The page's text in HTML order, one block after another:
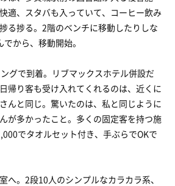
適、スタバも入っていて、コーヒー飲み
る捗る。2階のベンチに移動したりしな
から、移動開始。
グで到着。リブマックスホテル併設だ
帰り客も受け入れてくれるのは、近くに
んと同じ。驚いたのは、私と同じように
が多かったこと。多くの固定客を持つ施
でタオルセット付き、手ぶらでOKで
へ。2段10人のシンプルなカラカラ系、